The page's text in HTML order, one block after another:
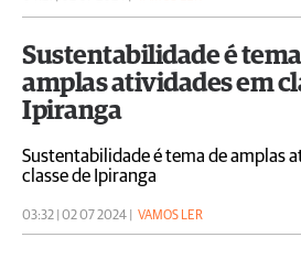
Sustentabilidade é
amplas atividades em
Ipiranga
Sustentabilidade é tema de amplas
classe de Ipiranga
03:32 | 02 07 2024 | VAMOS LER